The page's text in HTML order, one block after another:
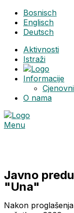
Bosnisch
Englisch
Deutsch
Aktivnosti
Istraži
Informacije
O nama
Menu
Javno
"Una"
Nakon